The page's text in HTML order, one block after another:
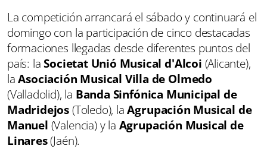
La competición arrancará el sábado y continuará el
domingo con la participación de cinco destacadas
formaciones llegadas desde diferentes puntos del
país: laSocietat Unió Musical d'Alcoi (Alicante),
laAsociación Musical Villa de Olmedo
(Valladolid), la Banda Sinfónica Municipal de
Madridejos(Toledo), laAgrupación Musical de
Manuel (Valencia) y la Agrupación Musical de
Linares(Jaén).